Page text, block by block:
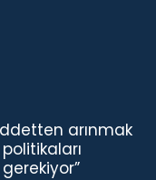
arınmak